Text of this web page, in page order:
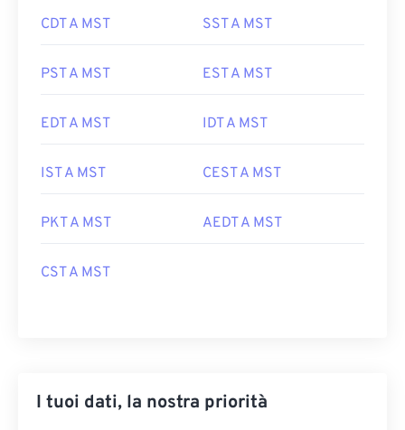
CDT A MST SST A MST
PST A MST EST A MST
EDT A MST IDT A MST
IST A MST CEST A MST
PKT A MST AEDT A MST
CST A MST
I tuoi dati, la nostra priorità